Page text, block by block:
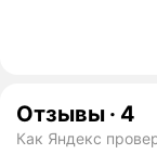
Отзывы · 4
Как Яндекс